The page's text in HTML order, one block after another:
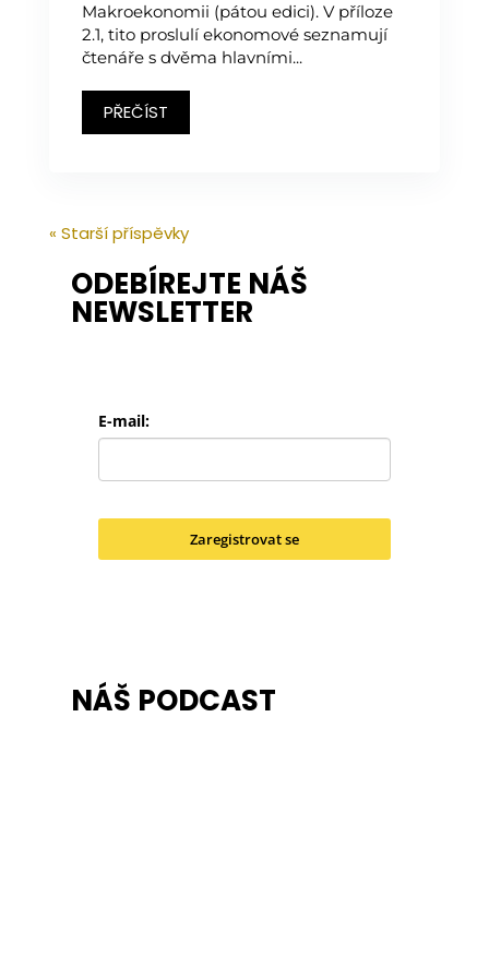
Makroekonomii (pátou edici). V příloze
2.1, tito proslulí ekonomové seznamují
čtenáře s dvěma hlavními...
PŘEČÍST
« Starší příspěvky
ODEBÍREJTE NÁŠ
NEWSLETTER
E-mail:
Zaregistrovat se
NÁŠ PODCAST